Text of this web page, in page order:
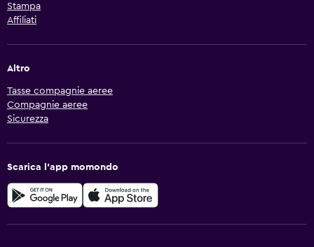
Stampa
Affiliati
Altro
Tasse compagnie aeree
Compagnie aeree
Sicurezza
Scarica l'app momondo